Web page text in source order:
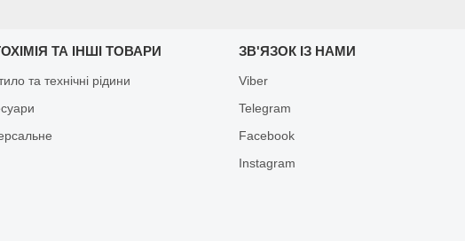
ТА ІНШІ ТОВАРИ
та технічні рідини
ЗВ'ЯЗОК ІЗ НАМИ
Viber
Telegram
Facebook
Іnstagram